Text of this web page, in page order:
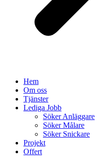
Hem
Om oss
Tjänster
Lediga Jobb
Söker Anläggare
Söker Målare
Söker Snickare
Projekt
Offert